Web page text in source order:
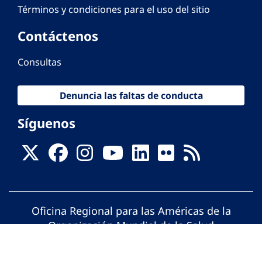
Términos y condiciones para el uso del sitio
Contáctenos
Consultas
Denuncia las faltas de conducta
Síguenos
Oficina Regional para las Américas de la
Organización Mundial de la Salud